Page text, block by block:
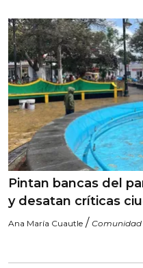
Pintan bancas del
y desatan críticas
Ana María Cuautle / Comunidad